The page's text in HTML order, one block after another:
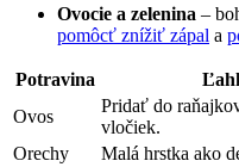
Ovocie a zelenina –
pomôcť⁢ znížiť zápal a
Potravina
Ovos
Pridať do
vločiek.
Orechy
Malá hrstka ako